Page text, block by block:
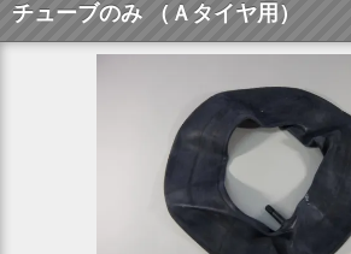
チューブのみ （Ａタイヤ用）